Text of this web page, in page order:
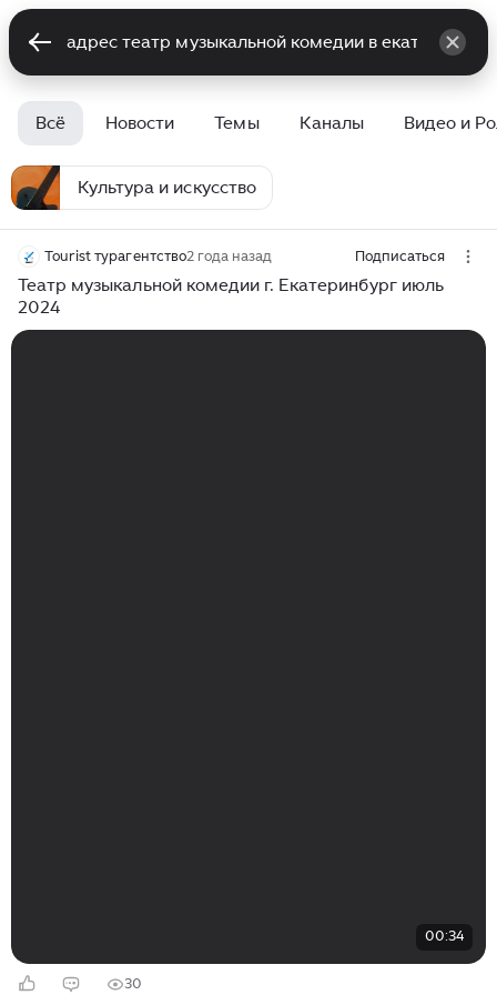
Всё Новости Темы Каналы Видео и
Культура и искусство
Tourist турагентство2 года назад Подписаться
Театр музыкальной комедии г. Екатеринбург июль
2024
00:34
30